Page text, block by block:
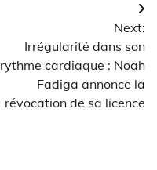
Next:
Irrégularité dans son
rythme cardiaque : Noah
Fadiga annonce la
révocation de sa licence